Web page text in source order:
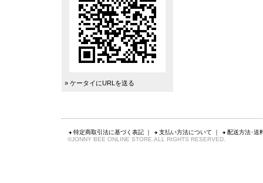
» ケータイにURLを送る
特定商取引法に基づく表記 ｜ 支払い方法について ｜
配送方法･送
©JONNY BEE ONLINE STORE.ALL RIGHTS RESERVED.